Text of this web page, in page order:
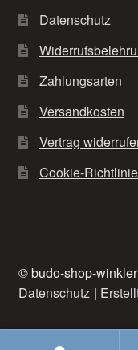
Datenschutz
Zahlungsarten
Versandkosten
Vertrag
Cookie-
© budo-shop-
Datenschutz